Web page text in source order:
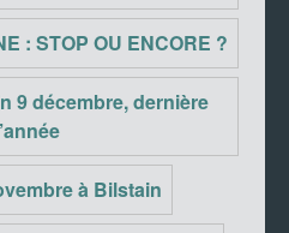
: STOP OU ENCORE ?
9 décembre, dernière
à Bilstain